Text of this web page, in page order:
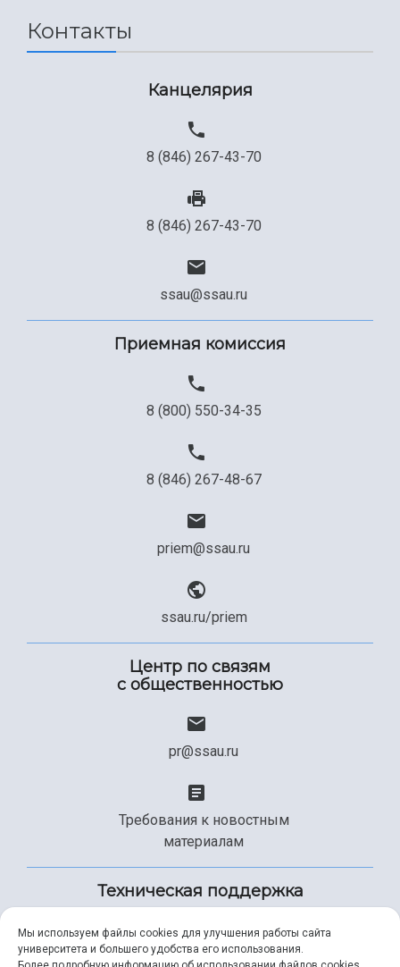
Контакты
Канцелярия
8 (846) 267-43-70
8 (846) 267-43-70
ssau@ssau.ru
Приемная комиссия
8 (800) 550-34-35
8 (846) 267-48-67
priem@ssau.ru
ssau.ru/priem
Центр по связям
с общественностью
pr@ssau.ru
Требования к новостным
материалам
Техническая поддержка
+7 (846) 267-49-99
Мы используем файлы cookies для улучшения работы сайта
университета и большего удобства его использования.